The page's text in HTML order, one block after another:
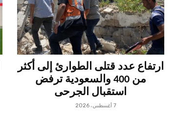
ارتفاع عدد قتلى الطوارئ إلى أكثر
من 400 والسعودية ترفض
استقبال الجرحى
7 أغسطس، 2026